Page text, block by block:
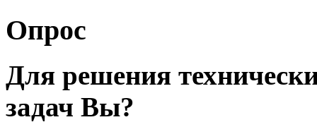
Опрос
Для решения
задач Вы?